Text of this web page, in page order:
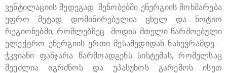
ვენტილაციის შედეგად. შენობებში ენერგიის მოხმარება
უფრო მეტად დომინირებულია ცხელ და ნოტიო
რეგიონებში, რომლებზეც მოდის მთელი წარმოებული
ელექტრო ენერგიის ერთი მესამედიდან ნახევრამდე.
ჭკვიანი ფანჯარა წარმოადგენს სისტემას, რომელსაც
შეუძლია იგრძნოს და უპასუხოს გარემოს ისეთ